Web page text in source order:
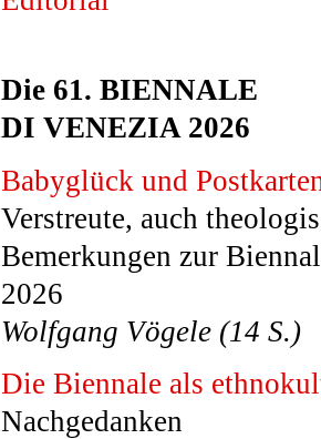
Die 61. BIENNALE
DI VENEZIA 2026
Babyglück und
Verstreute, auch
Bemerkungen zur
2026
Wolfgang Vögele (14 S.)
Die Biennale als
Nachgedanken